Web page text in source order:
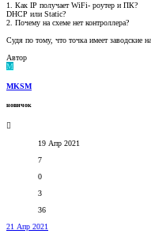
1. Как IP получает WiFi- роутер и ПК?
DHCP или Static?
2. Почему на схеме нет контроллера?
Судя по тому, что точка имеет заводские
Автор
M
MKSM
новичок
19 Апр 2021
7
0
3
36
21 Апр 2021